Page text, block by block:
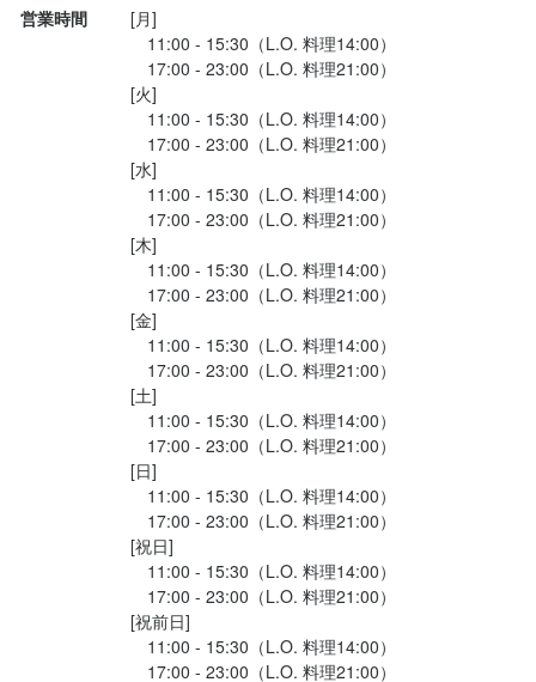
営業時間
[月]
11:00 - 15:30（L.O. 料理14:00）
17:00 - 23:00（L.O. 料理21:00）
[火]
11:00 - 15:30（L.O. 料理14:00）
17:00 - 23:00（L.O. 料理21:00）
[水]
11:00 - 15:30（L.O. 料理14:00）
17:00 - 23:00（L.O. 料理21:00）
[木]
11:00 - 15:30（L.O. 料理14:00）
17:00 - 23:00（L.O. 料理21:00）
[金]
11:00 - 15:30（L.O. 料理14:00）
17:00 - 23:00（L.O. 料理21:00）
[土]
11:00 - 15:30（L.O. 料理14:00）
17:00 - 23:00（L.O. 料理21:00）
[日]
11:00 - 15:30（L.O. 料理14:00）
17:00 - 23:00（L.O. 料理21:00）
[祝日]
11:00 - 15:30（L.O. 料理14:00）
17:00 - 23:00（L.O. 料理21:00）
[祝前日]
11:00 - 15:30（L.O. 料理14:00）
17:00 - 23:00（L.O. 料理21:00）
コミュニケーション能力
以下いずれかの経験がある方
✔店長経験（業態不問）
✔ホテルやレストランでのサービス経験5年以上
こんな方におすすめ！
✔自分のファンをつくりたい方
✔「すべてはお客様のために」スキルを磨きたい方
✔経験を積んで将来独立したい方
✔一流シェフの元で仕事をしたい方
✔休日や待遇も重視したい方
今までの経験を活かし、
さらにサービス力をアップしたい方、
歓迎スキル・経験
調理師免許
ます。
独立を目指す方には、原価管理や食材選びなど、実践的なノウハ
ウを惜しみなく伝授。飲食人としてさらなる高みを目指したい方
は、ぜひこの機会を活かしてください。
あなたが学びたいことや挑戦したいことに、積極的に取り組める
環境です。アイデアがあれば、ぜひ発信してください！
身に付くスキル
ピザ生地づくり・窯焼き 製麺技術 盛り付け技術
高級食材の知識
リキュール・スピリッツの知識 コーヒーの知識
サービスマナー
テーブルマナー
店舗運営 メニュー開発 仕入れ・食材の目利き
必須スキル・経験
コミュニケーション能力
コミュニケーション能力 調理師免許
イタリアンでの調理経験が5年以上、かつ合計の調理経験が7年以
料理長のご経験がなくても大丈夫です。
✔これまでの経験を活かしつつ、さらに技術を高めたい方
✔料理人として、より多くのスキルを身につけたい方
✔自分のファンをつくりたい方
✔「すべてはお客様のために」スキルを磨きたい方
✔経験を積んで将来独立したい方
✔一流シェフの元で仕事をしたい方
✔休日や待遇も重視したい方
歓迎スキル・経験
調理師免許
求める人物像
（こんな方を歓迎します）
・前向きな気持ちで意欲的に取り組める方
・スキルアップを目指す方
は、ぜひこの機会を活かしてください。
あなたが学びたいことや挑戦したいことに、積極的に取り組める
環境です。アイデアがあれば、ぜひ発信してください！
身に付くスキル
ピザ生地づくり・窯焼き
高級食材の知識 ワインの知識 日本酒の知識
リキュール・スピリッツの知識 コーヒーの知識
野菜の知識
店舗運営 メニュー開発 仕入れ・食材の目利き
必須スキル・経験
コミュニケーション能力 飲食店での接客経験
【経験者歓迎】
ジャンル問わず、経験者は特に歓迎します。
給与面でも優遇させていただきます。
募集しています。私たちと一緒に、お店をさらに盛り上げてくれ
るフレッシュな力を求めています！
特に、以下のような方を歓迎します。
専門学校で培った知識やスキルを活かしたい方
何事にも積極的に挑戦する意欲をお持ちの方
常に前向きな姿勢で仕事に取り組める方
学生の方にとっては、将来の就職活動に役立つ貴重な経験を積む
ことができるでしょう。
少しでも興味をお持ちいただけましたら、ぜひご応募ください。
あなたにお会いできることを心待ちにしています！
BRIANZA OSAKA
大阪府大阪市北区大深町5-54 グラングリーン大阪 南館 3F
特に、以下のような方を歓迎します。
専門学校で培った知識やスキルを活かしたい方
何事にも積極的に挑戦する意欲をお持ちの方
常に前向きな姿勢で仕事に取り組める方
学生の方にとっては、将来の就職活動に役立つ貴重な経験を積む
ことができるでしょう。
少しでも興味をお持ちいただけましたら、ぜひご応募ください。
BRIANZA OSAKA
大阪府大阪市北区大深町5-54 グラングリーン大阪 南館 3F
法人名・事業者名
ことができるでしょう。
少しでも興味をお持ちいただけましたら、ぜひご応募ください。
BRIANZA OSAKA
大阪府大阪市北区大深町5-54 グラングリーン大阪 南館 3F
法人名・事業者名
株式会社Signal
最終更新日2026/05/29